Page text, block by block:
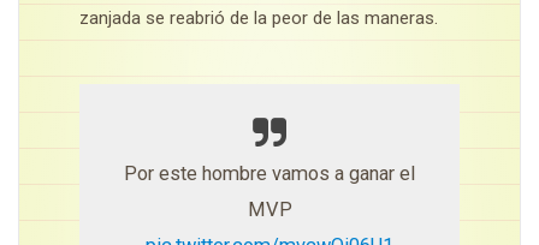
zanjada se reabrió de la peor de las maneras.
Por este hombre vamos a ganar el
MVP